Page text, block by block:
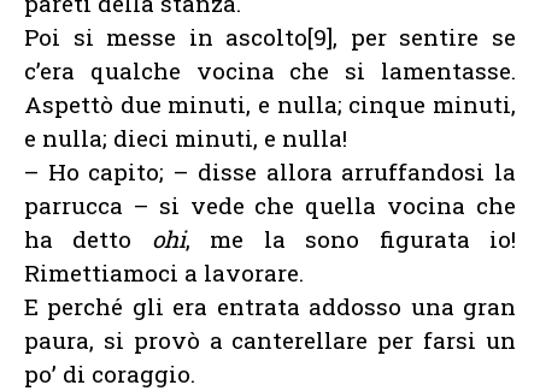
Poi si messe in ascolto[9], per sentire se
c’era qualche vocina che si lamentasse.
Aspettò due minuti, e nulla; cinque minuti,
e nulla; dieci minuti, e nulla!
– Ho capito; – disse allora arruffandosi la
parrucca – si vede che quella vocina che
ha detto ohi, me la sono figurata io!
Rimettiamoci a lavorare.
E perché gli era entrata addosso una gran
paura, si provò a canterellare per farsi un
po’ di coraggio.